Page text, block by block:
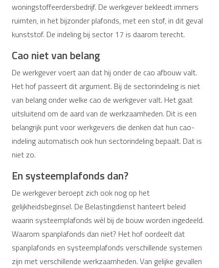
woningstoffeerdersbedrijf. De werkgever bekleedt immers
ruimten, in het bijzonder plafonds, met een stof, in dit geval
kunststof. De indeling bij sector 17 is daarom terecht.
Cao niet van belang
De werkgever voert aan dat hij onder de cao afbouw valt.
Het hof passeert dit argument. Bij de sectorindeling is niet
van belang onder welke cao de werkgever valt. Het gaat
uitsluitend om de aard van de werkzaamheden. Dit is een
belangrijk punt voor werkgevers die denken dat hun cao-
indeling automatisch ook hun sectorindeling bepaalt. Dat is
niet zo.
En systeemplafonds dan?
De werkgever beroept zich ook nog op het
gelijkheidsbeginsel. De Belastingdienst hanteert beleid
waarin systeemplafonds wél bij de bouw worden ingedeeld.
Waarom spanplafonds dan niet? Het hof oordeelt dat
spanplafonds en systeemplafonds verschillende systemen
zijn met verschillende werkzaamheden. Van gelijke gevallen